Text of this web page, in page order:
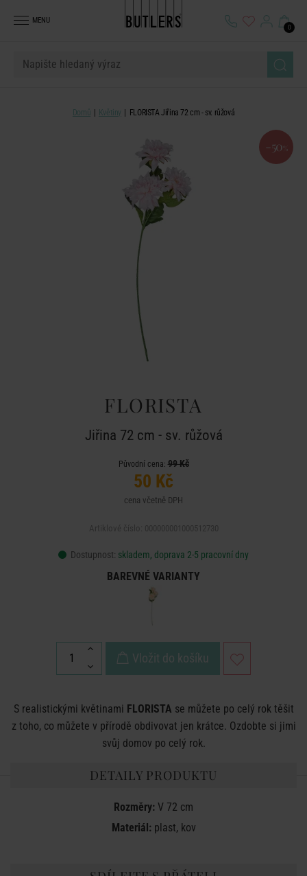
MENU
0
Domů Květiny FLORISTA Jiřina 72 cm - sv. růžová
-50 %
FLORISTA
Jiřina 72 cm - sv. růžová
Původní cena:99 Kč
50 Kč
cena včetně DPH
Dostupnost: skladem, doprava 2-5 pracovní dny
BAREVNÉ VARIANTY
Vložit do košíku
S realistickými květinami FLORISTA se můžete po celý rok těšit
z toho, co můžete v přírodě obdivovat jen krátce. Ozdobte si jimi
svůj domov po celý rok.
DETAILY PRODUKTU
Rozměry: V 72 cm
Materiál:plast, kov